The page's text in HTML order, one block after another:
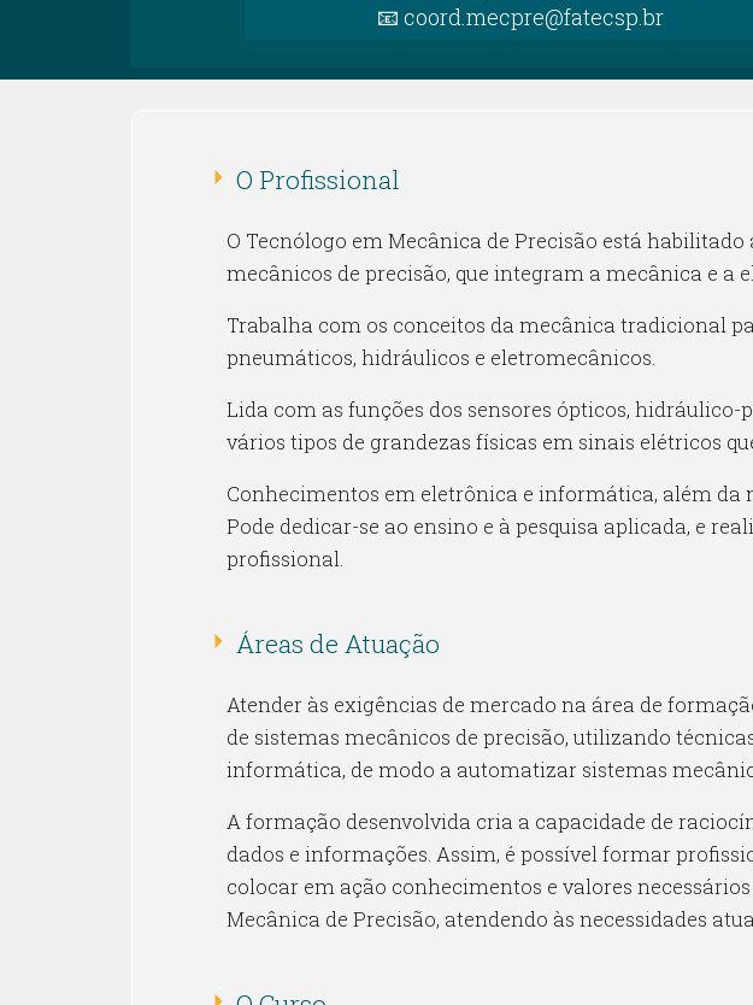
📧 coord.mecpre@fatecsp.br
O Profissional
O Tecnólogo em Mecânica de Precisão está
mecânicos de precisão, que integram a mecânica e a
Trabalha com os conceitos da mecânica tradicional
pneumáticos, hidráulicos e eletromecânicos.
Lida com as funções dos sensores ópticos,
vários tipos de grandezas físicas em sinais elétricos
Conhecimentos em eletrônica e informática, além da
Pode dedicar-se ao ensino e à pesquisa aplicada, e
profissional.
Áreas de Atuação
Atender às exigências de mercado na área de
de sistemas mecânicos de precisão, utilizando
informática, de modo a automatizar sistemas
A formação desenvolvida cria a capacidade de
dados e informações. Assim, é possível formar
colocar em ação conhecimentos e valores
Mecânica de Precisão, atendendo às necessidades